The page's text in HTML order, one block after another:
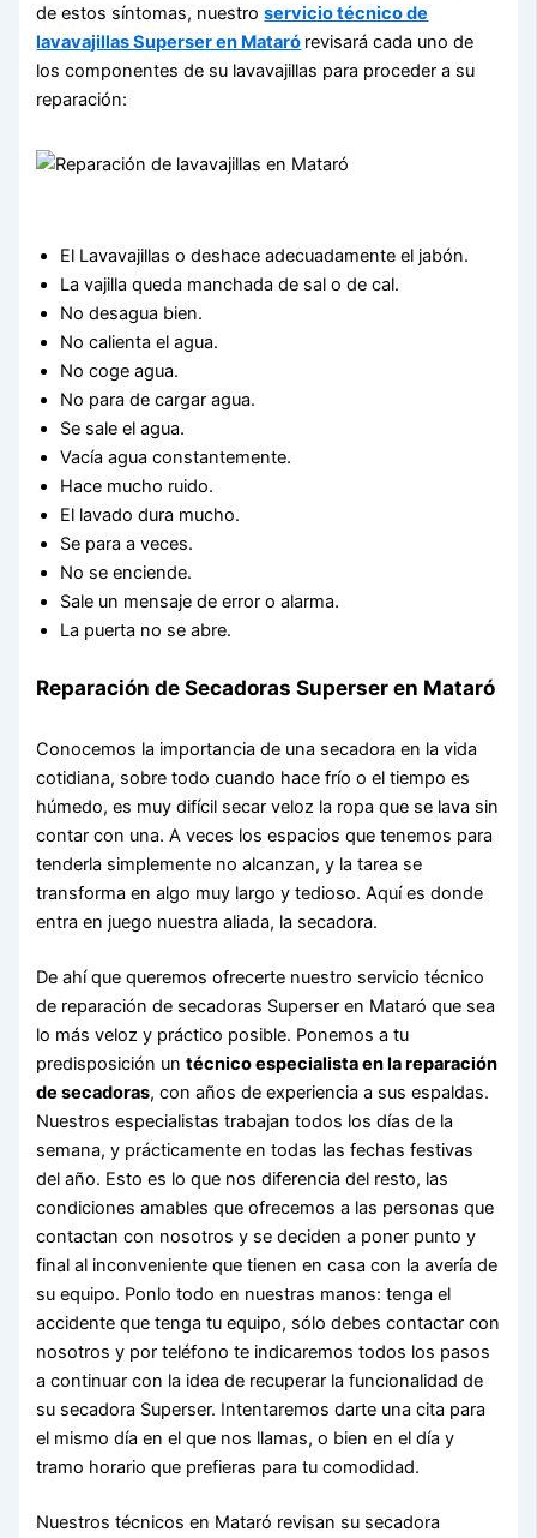
de estos síntomas, nuestroservicio técnico de
lavavajillas Superser en Mataró revisará cada uno de
los componentes de su lavavajillas para proceder a su
reparación:
El Lavavajillas o deshace adecuadamente el jabón.
La vajilla queda manchada de sal o de cal.
No desagua bien.
No calienta el agua.
No coge agua.
No para de cargar agua.
Se sale el agua.
Vacía agua constantemente.
Hace mucho ruido.
El lavado dura mucho.
Se para a veces.
No se enciende.
Sale un mensaje de error o alarma.
La puerta no se abre.
Reparación de Secadoras Superser en Mataró
Conocemos la importancia de una secadora en la vida
cotidiana, sobre todo cuando hace frío o el tiempo es
húmedo, es muy difícil secar veloz la ropa que se lava sin
contar con una. A veces los espacios que tenemos para
tenderla simplemente no alcanzan, y la tarea se
transforma en algo muy largo y tedioso. Aquí es donde
entra en juego nuestra aliada, la secadora.
De ahí que queremos ofrecerte nuestro servicio técnico
de reparación de secadoras Superser en Mataró que sea
lo más veloz y práctico posible. Ponemos a tu
predisposición untécnico especialista en la reparación
de secadoras, con años de experiencia a sus espaldas.
Nuestros especialistas trabajan todos los días de la
semana, y prácticamente en todas las fechas festivas
del año. Esto es lo que nos diferencia del resto, las
condiciones amables que ofrecemos a las personas que
contactan con nosotros y se deciden a poner punto y
final al inconveniente que tienen en casa con la avería de
su equipo. Ponlo todo en nuestras manos: tenga el
accidente que tenga tu equipo, sólo debes contactar con
nosotros y por teléfono te indicaremos todos los pasos
a continuar con la idea de recuperar la funcionalidad de
su secadora Superser. Intentaremos darte una cita para
el mismo día en el que nos llamas, o bien en el día y
tramo horario que prefieras para tu comodidad.
Nuestros técnicos en Mataró revisan su secadora